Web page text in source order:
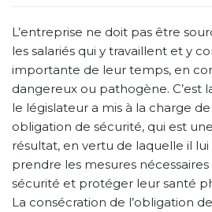
L’entreprise ne doit pas être
les salariés qui y travaillent et y
importante de leur temps, en
dangereux ou pathogène. C’est
le législateur a mis à la charge
obligation de sécurité, qui est
résultat, en vertu de laquelle il
prendre les mesures
sécurité et protéger leur santé
La consécration de l’obligation